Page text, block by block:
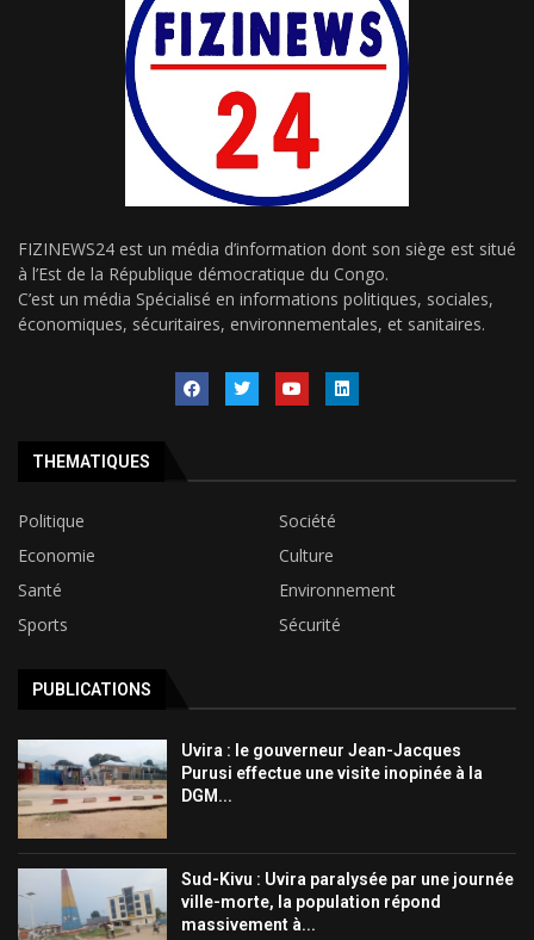
FIZINEWS24 est un média d’information dont son siège est situé
à l’Est de la République démocratique du Congo.
C’est un média Spécialisé en informations politiques, sociales,
économiques, sécuritaires, environnementales, et sanitaires.
THEMATIQUES
Politique
Société
Economie
Culture
Santé
Environnement
Sports
Sécurité
PUBLICATIONS
Uvira : le gouverneur Jean-Jacques
Purusi effectue une visite inopinée à la
DGM...
Sud-Kivu : Uvira paralysée par une journée
ville-morte, la population répond
massivement à...